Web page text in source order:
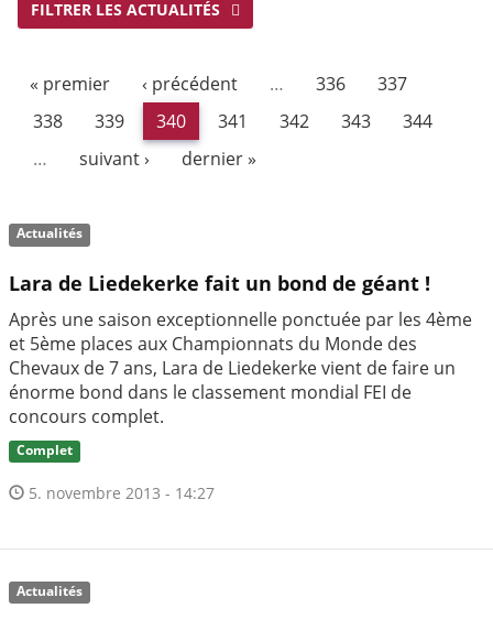
FILTRER LES ACTUALITÉS
« premier ‹ précédent … 336
337
338
339 340 341 342 343
344
…
suivant › dernier »
Actualités
Lara de Liedekerke fait un bond de géant !
Après une saison exceptionnelle ponctuée par les 4ème
et 5ème places aux Championnats du Monde des
Chevaux de 7 ans, Lara de Liedekerke vient de faire un
énorme bond dans le classement mondial FEI de
concours complet.
Complet
5. novembre 2013 - 14:27
Actualités